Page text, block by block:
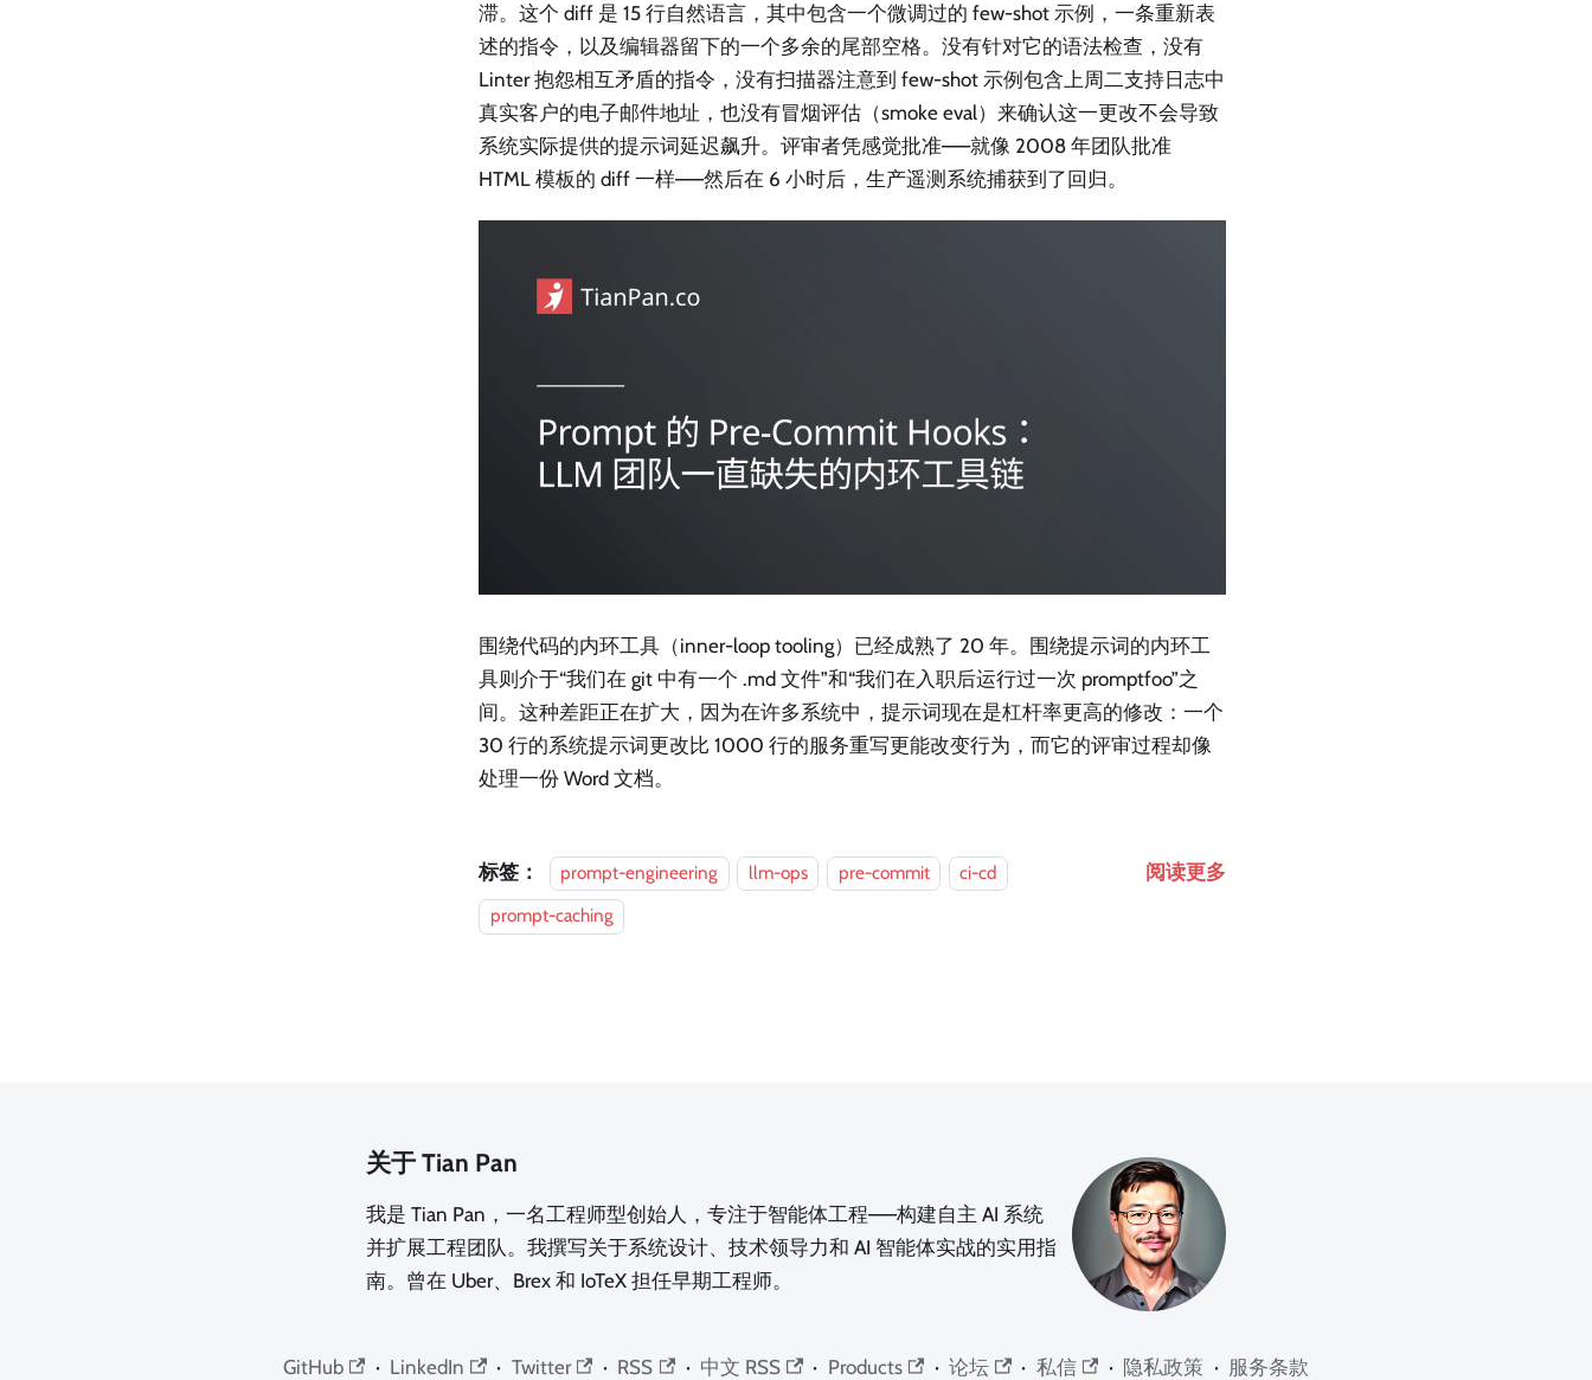
滞。这个 diff 是 15 行自然语言，其中包含一个微调过的 few-shot 示例，一条重新表
述的指令，以及编辑器留下的一个多余的尾部空格。没有针对它的语法检查，没有
Linter 抱怨相互矛盾的指令，没有扫描器注意到 few-shot 示例包含上周二支持日志中
真实客户的电子邮件地址，也没有冒烟评估（smoke eval）来确认这一更改不会导致
系统实际提供的提示词延迟飙升。评审者凭感觉批准——就像 2008 年团队批准
HTML 模板的 diff 一样——然后在 6 小时后，生产遥测系统捕获到了回归。
围绕代码的内环工具（inner-loop tooling）已经成熟了 20 年。围绕提示词的内环工
具则介于“我们在 git 中有一个 .md 文件”和“我们在入职后运行过一次 promptfoo”之
间。这种差距正在扩大，因为在许多系统中，提示词现在是杠杆率更高的修改：一个
30 行的系统提示词更改比 1000 行的服务重写更能改变行为，而它的评审过程却像
处理一份 Word 文档。
标签： prompt-engineering llm-ops pre-commit
ci-cd
prompt-caching
阅读更多
关于 Tian Pan
我是 Tian Pan，一名工程师型创始人，专注于智能体工程——构建自主 AI 系统
并扩展工程团队。我撰写关于系统设计、技术领导力和 AI 智能体实战的实用指
南。曾在 Uber、Brex 和 IoTeX 担任早期工程师。
GitHub · LinkedIn · Twitter · RSS · 中文 RSS · Products · 论坛 · 私信 · 隐私政策 · 服务条款